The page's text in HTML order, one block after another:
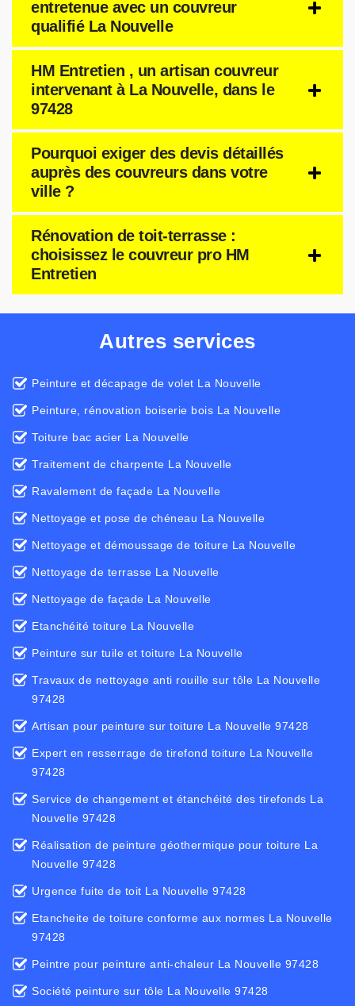
entretenue avec un couvreur
qualifié La Nouvelle
HM Entretien , un artisan couvreur
intervenant à La Nouvelle, dans le
97428
Pourquoi exiger des devis détaillés
auprès des couvreurs dans votre
ville ?
Rénovation de toit-terrasse :
choisissez le couvreur pro HM
Entretien
Autres services
Peinture et décapage de volet La Nouvelle
Peinture, rénovation boiserie bois La Nouvelle
Toiture bac acier La Nouvelle
Traitement de charpente La Nouvelle
Ravalement de façade La Nouvelle
Nettoyage et pose de chéneau La Nouvelle
Nettoyage et démoussage de toiture La Nouvelle
Nettoyage de terrasse La Nouvelle
Nettoyage de façade La Nouvelle
Etanchéité toiture La Nouvelle
Peinture sur tuile et toiture La Nouvelle
Travaux de nettoyage anti rouille sur tôle La Nouvelle
97428
Artisan pour peinture sur toiture La Nouvelle 97428
Expert en resserrage de tirefond toiture La Nouvelle
97428
Service de changement et étanchéité des tirefonds La
Nouvelle 97428
Réalisation de peinture géothermique pour toiture La
Nouvelle 97428
Urgence fuite de toit La Nouvelle 97428
Etancheite de toiture conforme aux normes La Nouvelle
97428
Peintre pour peinture anti-chaleur La Nouvelle 97428
Société peinture sur tôle La Nouvelle 97428